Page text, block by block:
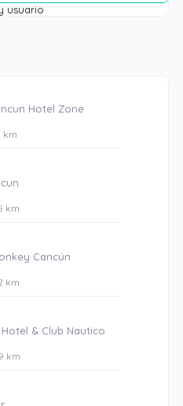
usuario
Hotel Zone
km
km
Cancún
km
Hotel & Club Nautico
km